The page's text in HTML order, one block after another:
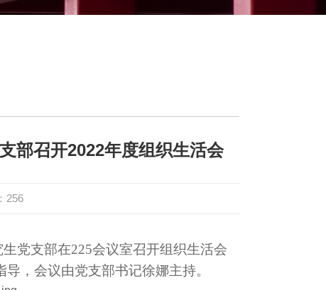
部召开2022年度组织生活会
256
党支部在225会议室召开组织生活会
，会议由党支部书记徐娜主持。